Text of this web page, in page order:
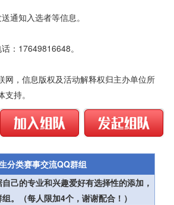
通知入选者等信息。
：17649816648。
网，信息版权及活动解释权归主办单位所
持。
分类赛事交流QQ群组
己的专业和兴趣爱好有选择性的添加，
。（每人限加4个，谢谢配合！）